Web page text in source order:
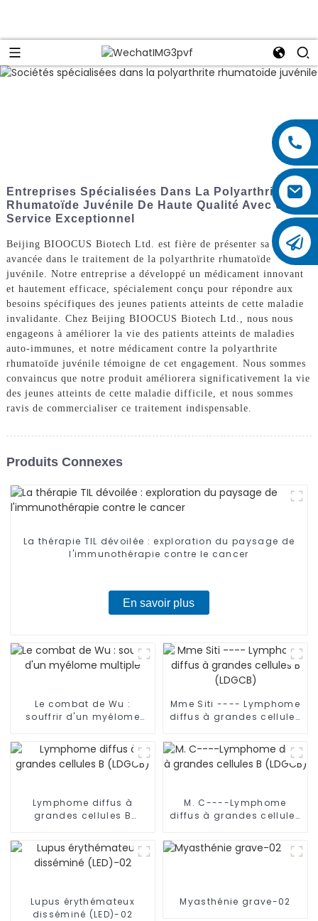
Entreprises Spécialisées Dans La Polyarthrite
Rhumatoïde Juvénile De Haute Qualité Avec Un
Service Exceptionnel
Beijing BIOOCUS Biotech Ltd. est fière de présenter sa dernière
avancée dans le traitement de la polyarthrite rhumatoïde
juvénile. Notre entreprise a développé un médicament innovant
et hautement efficace, spécialement conçu pour répondre aux
besoins spécifiques des jeunes patients atteints de cette maladie
invalidante. Chez Beijing BIOOCUS Biotech Ltd., nous nous
engageons à améliorer la vie des patients atteints de maladies
auto-immunes, et notre médicament contre la polyarthrite
rhumatoïde juvénile témoigne de cet engagement. Nous sommes
convaincus que notre produit améliorera significativement la vie
des jeunes atteints de cette maladie difficile, et nous sommes
ravis de commercialiser ce traitement indispensable.
Produits Connexes
La thérapie TIL dévoilée : exploration du paysage de
l'immunothérapie contre le cancer
En savoir plus
Le combat de Wu :
souffrir d'un myélome
Mme Siti ---- Lymphome
diffus à grandes cellules
Lymphome diffus à
grandes cellules B
M. C----Lymphome
diffus à grandes cellules
Lupus érythémateux
disséminé (LED)-02
Myasthénie grave-02